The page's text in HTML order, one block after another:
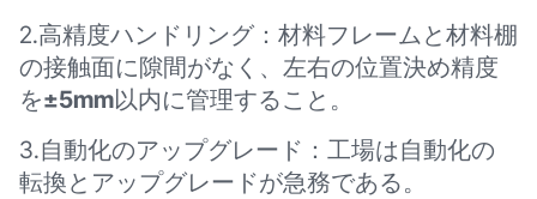
2.高精度ハンドリング：材料フレームと材料棚
の接触面に隙間がなく、左右の位置決め精度
を±5mm以内に管理すること。
3.自動化のアップグレード：工場は自動化の
転換とアップグレードが急務である。